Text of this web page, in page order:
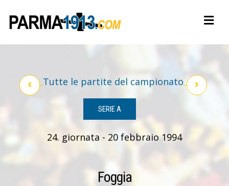
Tutte le partite del campionato
SERIE A
24. giornata - 20 febbraio 1994
Foggia